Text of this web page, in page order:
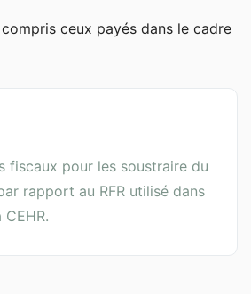
ceux payés dans le cadre
fiscaux pour les soustraire du
rapport au RFR utilisé dans